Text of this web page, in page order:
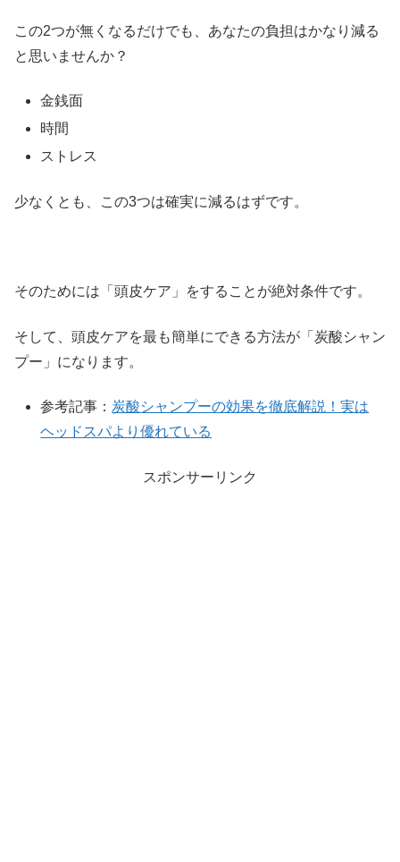
この2つが無くなるだけでも、あなたの負担はかなり減る
と思いませんか？
金銭面
時間
ストレス
少なくとも、この3つは確実に減るはずです。
そのためには「頭皮ケア」をすることが絶対条件です。
そして、頭皮ケアを最も簡単にできる方法が「炭酸シャン
プー」になります。
参考記事： 炭酸シャンプーの効果を徹底解説！実は
ヘッドスパより優れている
スポンサーリンク